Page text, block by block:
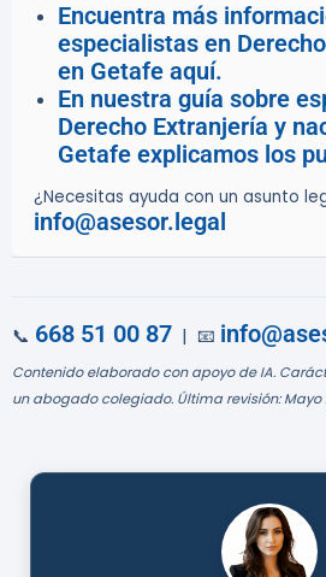
Encuentra más
especialistas en
en Getafe aquí.
En nuestra guía sobre
Derecho Extranjería y
Getafe explicamos los
¿Necesitas ayuda con un asunto
info@asesor.legal
📞 668 51 00 87 | 📧
Contenido elaborado con apoyo de IA.
un abogado colegiado. Última revisión: Mayo